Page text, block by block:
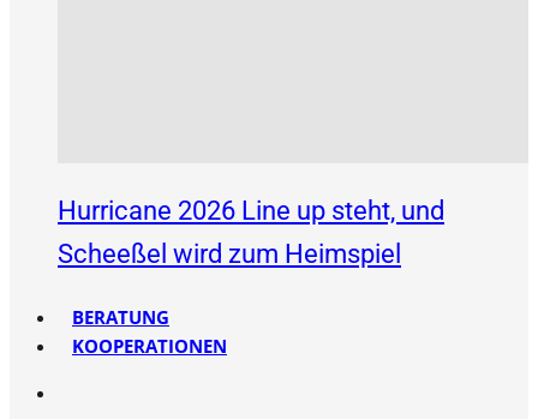
Hurricane 2026 Line up steht, und
Scheeßel wird zum Heimspiel
BERATUNG
KOOPERATIONEN